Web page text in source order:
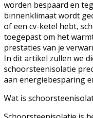
worden bespaard en
binnenklimaat wordt
of een cv-ketel hebt,
toegepast om het
prestaties van je
In dit artikel zullen we
schoorsteenisolatie
aan energiebesparing
Wat is